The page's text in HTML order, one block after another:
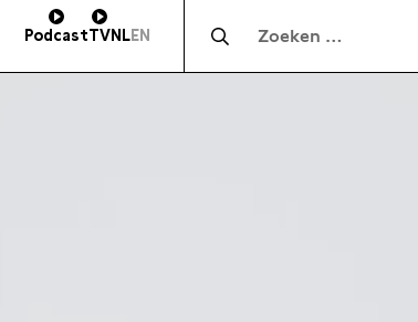
PodcastTVNLEN